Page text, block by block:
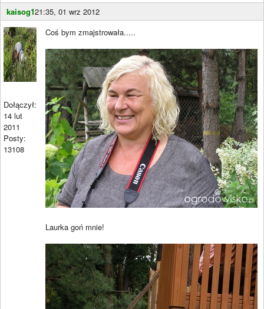
kaisog121:35, 01 wrz 2012
Dołączył:
14 lut
2011
Posty:
13108
Coś bym zmajstrowała.....
Laurka goń mnie!